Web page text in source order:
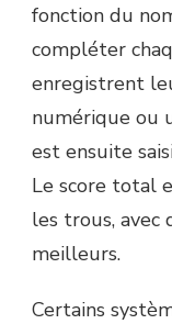
fonction du
compléter
enregistrent
numérique ou
est ensuite
Le score total
les trous, avec
meilleurs.
Certains